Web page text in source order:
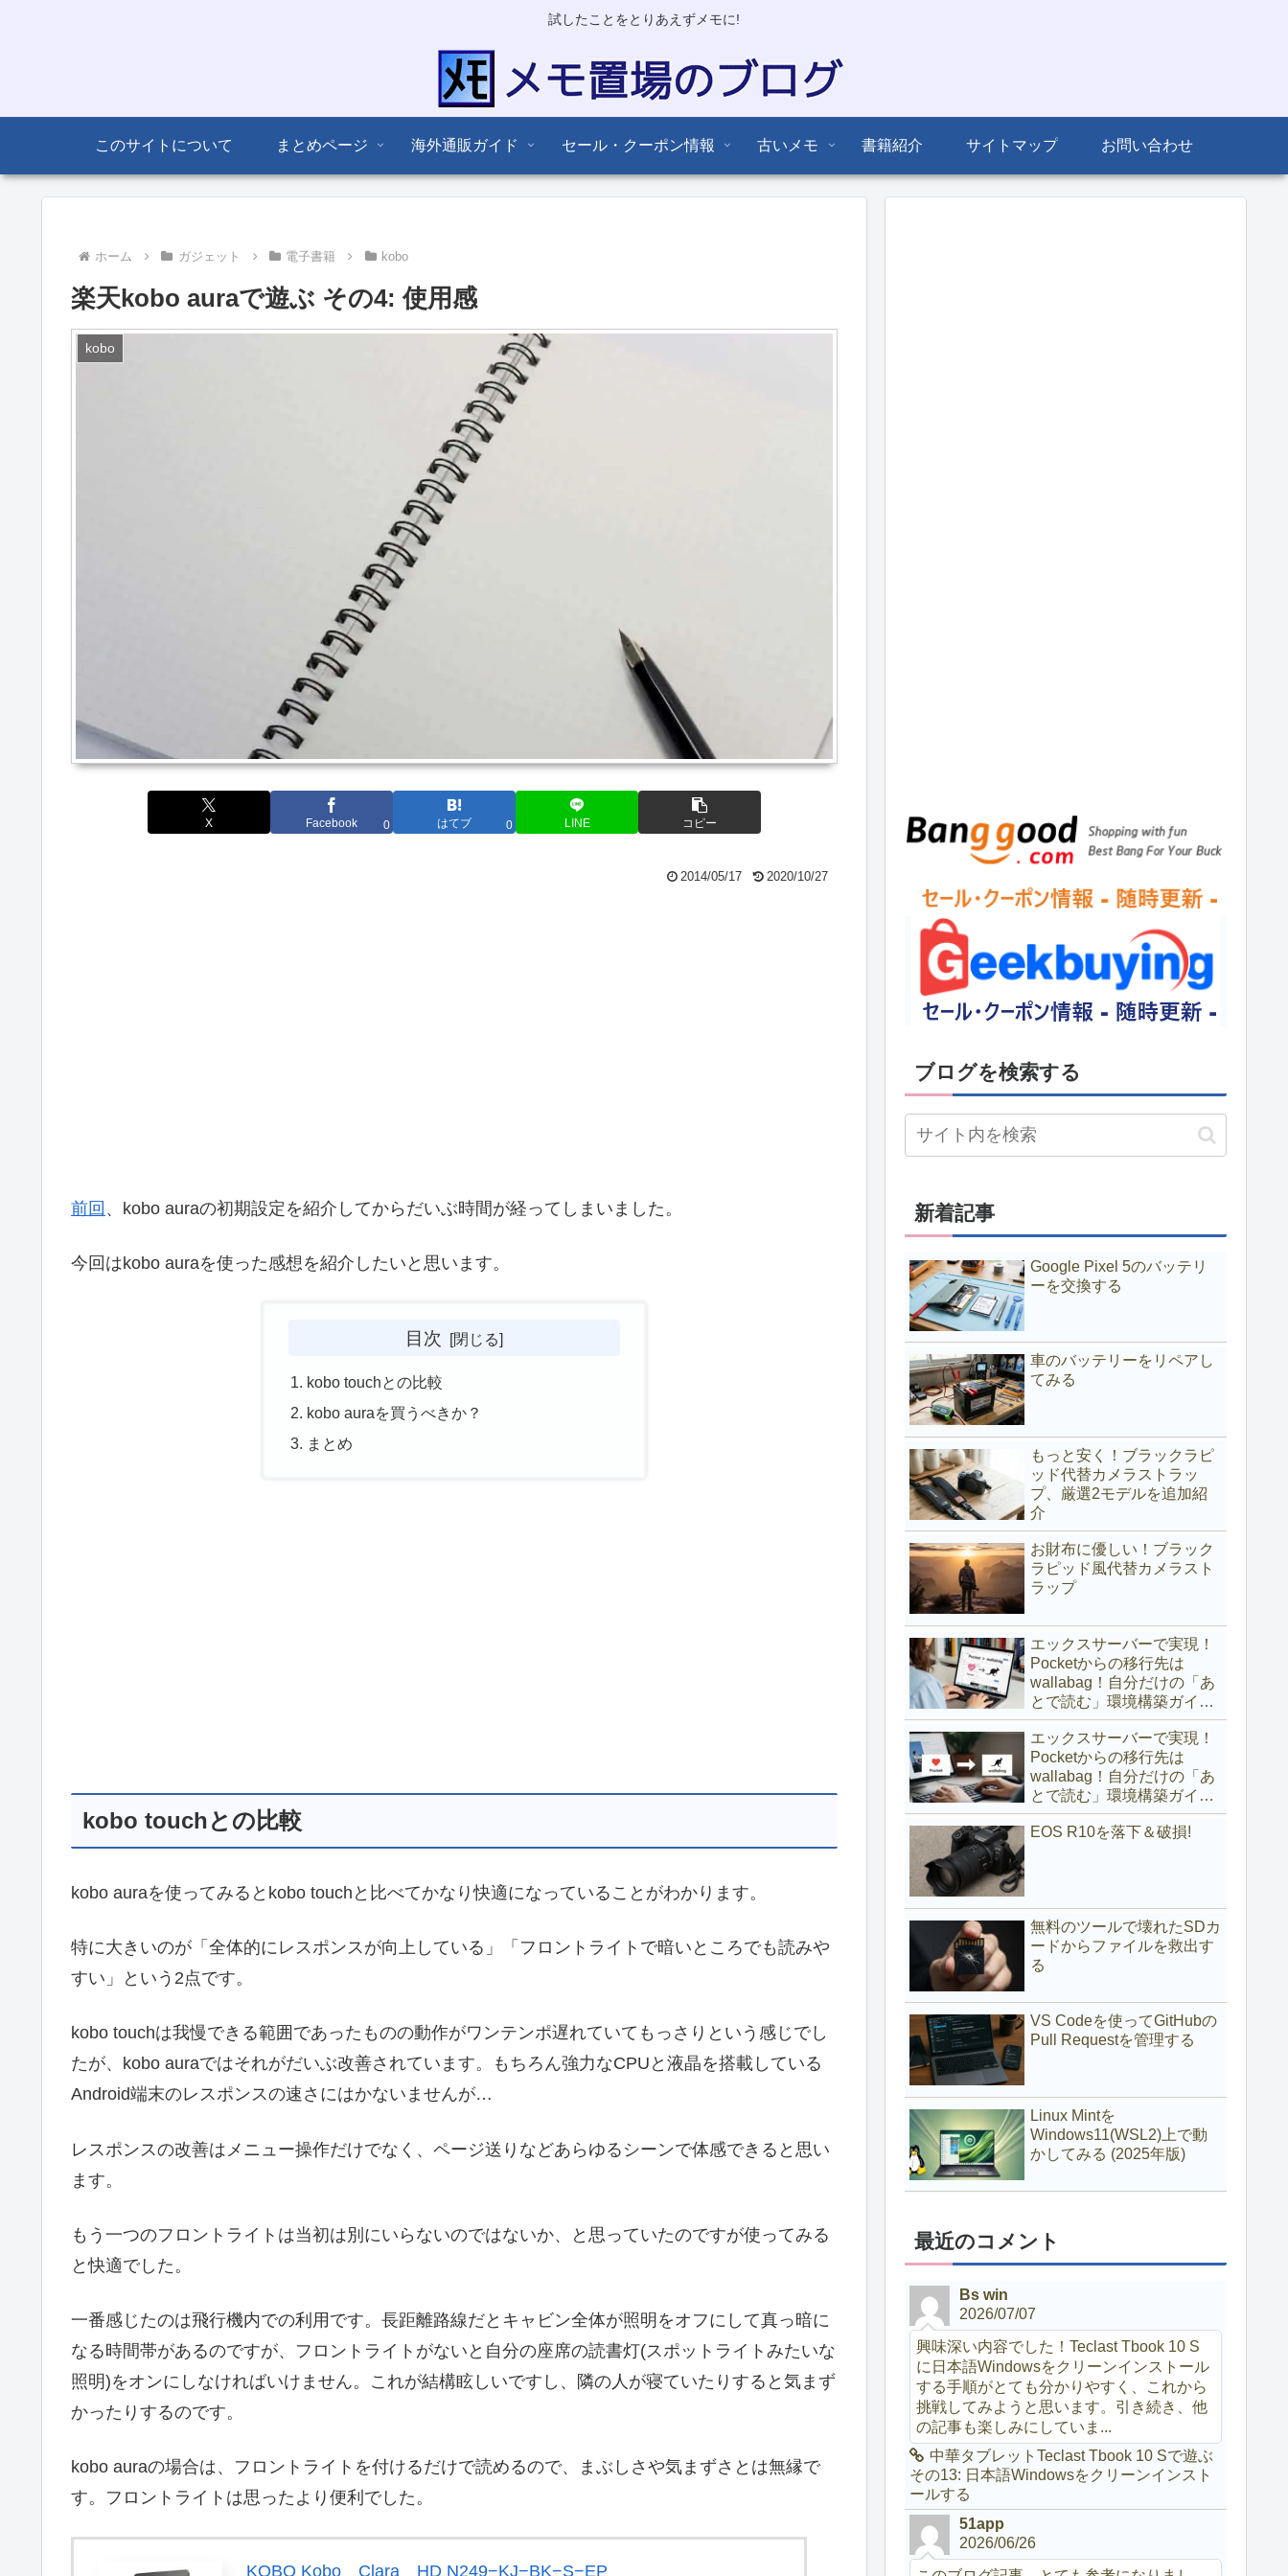
試したことをとりあえずメモに!
このサイトについて まとめページ 海外通販ガイド セール・クーポン情報 古いメモ 書籍紹介 サイトマップ お問い合わせ
ホーム ガジェット 電子書籍 kobo
楽天kobo auraで遊ぶ その4: 使用感
kobo
X Facebook 0 はてブ 0 LINE コピー
2014/05/17 2020/10/27
前回 、kobo auraの初期設定を紹介してからだいぶ時間が経ってしまいました。
今回はkobo auraを使った感想を紹介したいと思います。
目次
kobo touchとの比較
kobo auraを買うべきか？
まとめ
kobo touchとの比較
kobo auraを使ってみるとkobo touchと比べてかなり快適になっていることがわかります。
特に大きいのが「全体的にレスポンスが向上している」「フロントライトで暗いところでも読みや
すい」という2点です。
kobo touchは我慢できる範囲であったものの動作がワンテンポ遅れていてもっさりという感じでし
たが、kobo auraではそれがだいぶ改善されています。もちろん強力なCPUと液晶を搭載している
Android端末のレスポンスの速さにはかないませんが…
レスポンスの改善はメニュー操作だけでなく、ページ送りなどあらゆるシーンで体感できると思い
ます。
もう一つのフロントライトは当初は別にいらないのではないか、と思っていたのですが使ってみる
と快適でした。
一番感じたのは飛行機内での利用です。長距離路線だとキャビン全体が照明をオフにして真っ暗に
なる時間帯があるのですが、フロントライトがないと自分の座席の読書灯(スポットライトみたいな
照明)をオンにしなければいけません。これが結構眩しいですし、隣の人が寝ていたりすると気まず
かったりするのです。
kobo auraの場合は、フロントライトを付けるだけで読めるので、まぶしさや気まずさとは無縁で
す。フロントライトは思ったより便利でした。
KOBO Kobo Clara HD N249−KJ−BK−S−EP
ブログを検索する
新着記事
Google Pixel 5のバッテリ
ーを交換する
車のバッテリーをリペアし
てみる
もっと安く！ブラックラピ
ッド代替カメラストラッ
プ、厳選2モデルを追加紹
介
お財布に優しい！ブラック
ラピッド風代替カメラスト
ラップ
エックスサーバーで実現！
Pocketからの移行先は
wallabag！自分だけの「あ
とで読む」環境構築ガイド
(サブディレクトリ編)
エックスサーバーで実現！
Pocketからの移行先は
wallabag！自分だけの「あ
とで読む」環境構築ガイド
(サブドメイン編)
EOS R10を落下＆破損!
無料のツールで壊れたSDカ
ードからファイルを救出す
る
VS Codeを使ってGitHubの
Pull Requestを管理する
Linux Mintを
Windows11(WSL2)上で動
かしてみる (2025年版)
最近のコメント
Bs win
2026/07/07
興味深い内容でした！Teclast Tbook 10 S
に日本語Windowsをクリーンインストール
する手順がとても分かりやすく、これから
挑戦してみようと思います。引き続き、他
の記事も楽しみにしていま...
中華タブレットTeclast Tbook 10 Sで遊ぶ
その13: 日本語Windowsをクリーンインスト
ールする
51app
2026/06/26